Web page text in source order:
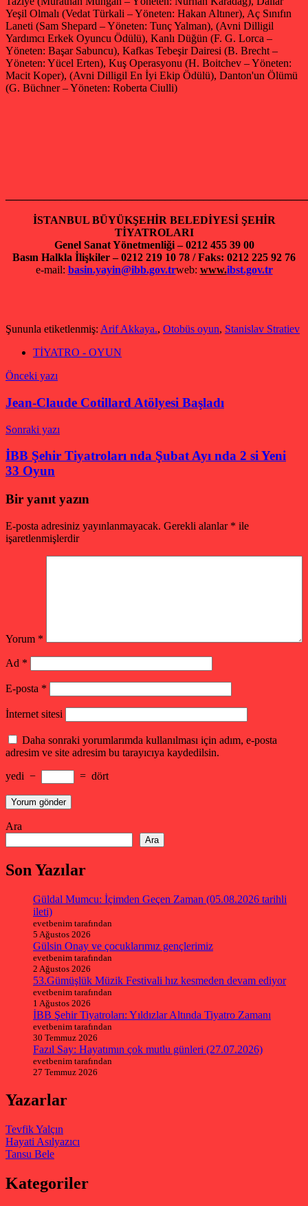
Yeşil Olmalı (Vedat Türkali – Yöneten: Hakan Altıner), Aç Sınıfın
Laneti (Sam Shepard – Yöneten: Tunç Yalman), (Avni Dilligil
Yardımcı Erkek Oyuncu Ödülü), Kanlı Düğün (F. G. Lorca –
Yöneten: Başar Sabuncu), Kafkas Tebeşir Dairesi (B. Brecht –
Yöneten: Yücel Erten), Kuş Operasyonu (H. Boitchev – Yöneten:
Macit Koper), (Avni Dilligil En İyi Ekip Ödülü), Danton'un Ölümü
(G. Büchner – Yöneten: Roberta Ciulli)
İSTANBUL BÜYÜKŞEHİR BELEDİYESİ ŞEHİR
TİYATROLARI
Genel Sanat Yönetmenliği – 0212 455 39 00
Basın Halkla İlişkiler – 0212 219 10 78 / Faks: 0212 225 92 76
e-mail: basin.yayin@ibb.gov.trweb: www.ibst.gov.tr
Şununla etiketlenmiş: Arif Akkaya., Otobüs oyun, Stanislav Stratiev
TİYATRO - OYUN
Yazı
gezinmesi
Önceki yazı
Jean-Claude Cotillard Atölyesi Başladı
Sonraki yazı
İBB Şehir Tiyatroları nda Şubat Ayı nda 2 si Yeni
33 Oyun
Bir yanıt yazın
E-posta adresiniz yayınlanmayacak. Gerekli alanlar * ile
işaretlenmişlerdir
Yorum *
Ad *
E-posta *
İnternet sitesi
Daha sonraki yorumlarımda kullanılması için adım, e-posta
adresim ve site adresim bu tarayıcıya kaydedilsin.
yedi − = dört
Ara
Ara
Son Yazılar
Güldal Mumcu: İçimden Geçen Zaman (05.08.2026 tarihli
ileti)
evetbenim tarafından
5 Ağustos 2026
Gülsin Onay ve çocuklarımız gençlerimiz
evetbenim tarafından
2 Ağustos 2026
53.Gümüşlük Müzik Festivali hız kesmeden devam ediyor
evetbenim tarafından
1 Ağustos 2026
İBB Şehir Tiyatroları: Yıldızlar Altında Tiyatro Zamanı
evetbenim tarafından
30 Temmuz 2026
Fazıl Say: Hayatımın çok mutlu günleri (27.07.2026)
evetbenim tarafından
27 Temmuz 2026
Yazarlar
Tevfik Yalçın
Hayati Asılyazıcı
Tansu Bele
Kategoriler